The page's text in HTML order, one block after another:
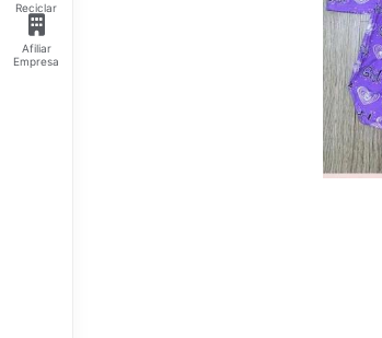
Reciclar
Afiliar
Empresa